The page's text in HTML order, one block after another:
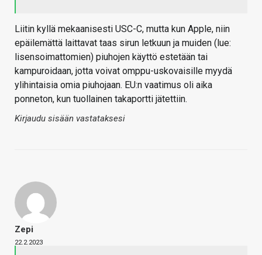
Liitin kyllä mekaanisesti USC-C, mutta kun Apple, niin
epäilemättä laittavat taas sirun letkuun ja muiden (lue:
lisensoimattomien) piuhojen käyttö estetään tai
kampuroidaan, jotta voivat omppu-uskovaisille myydä
ylihintaisia omia piuhojaan. EU:n vaatimus oli aika
ponneton, kun tuollainen takaportti jätettiin.
Kirjaudu sisään vastataksesi
Zepi
22.2.2023